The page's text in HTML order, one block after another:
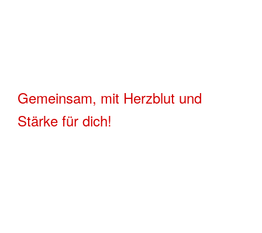
Gemeinsam, mit Herzblut und
Stärke für dich!